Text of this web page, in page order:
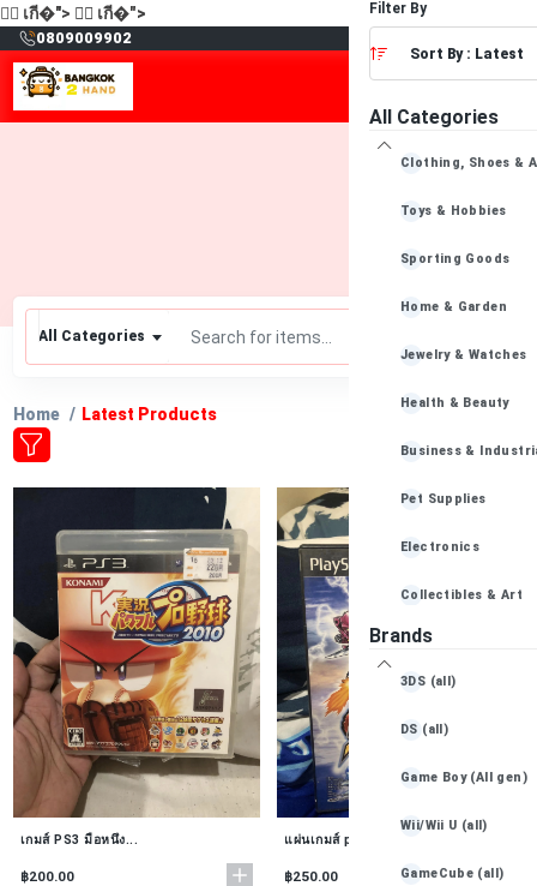
🙋‍♂️ เกี�"> 🙋‍♂️ เกี�">
0809009902
All Categories
Home Latest Products
Filter By
Sort By : Latest
All Categories
Clothing, Shoes &
Toys & Hobbies
Sporting Goods
Home & Garden
Jewelry & Watches
Health & Beauty
Business &
Pet Supplies
Electronics
Collectibles & Art
Books, Movies &
Baby Essentials
Brands
3DS (all)
DS (all)
Game Boy (All gen)
Wii/Wii U (all)
GameCube (all)
เกมส์ PS3 มือหนึ่ง...
฿200.00
แผ่นเกมส์ ps2 แท้ม...
฿250.00